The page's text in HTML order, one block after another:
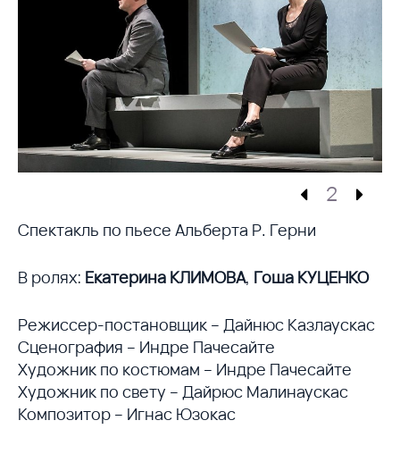
2
Cпектакль по пьесе Альберта Р. Герни
В ролях: Екатерина КЛИМОВА, Гоша КУЦЕНКО
Режиссер-постановщик – Дайнюс Казлаускас
Сценография – Индре Пачесайте
Художник по костюмам – Индре Пачесайте
Художник по свету – Дайрюс Малинаускас
Композитор – Игнас Юзокас